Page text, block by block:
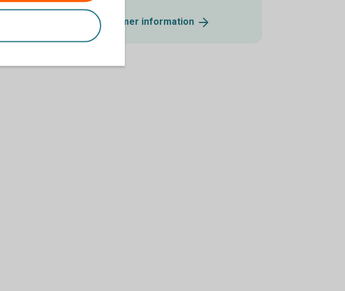
Pension - mer information